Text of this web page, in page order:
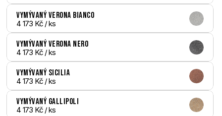
Vymývaný Verona bianco
4 173 Kč / ks
Vymývaný Verona nero
4 173 Kč / ks
Vymývaný Sicilia
4 173 Kč / ks
Vymývaný Gallipoli
4 173 Kč / ks